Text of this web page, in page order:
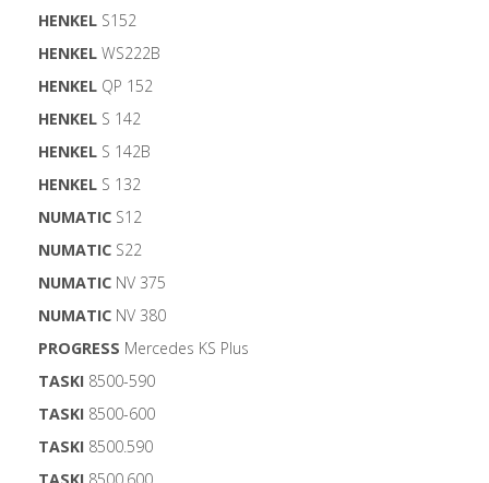
HENKEL S152
HENKEL WS222B
HENKEL QP 152
HENKEL S 142
HENKEL S 142B
HENKEL S 132
NUMATIC S12
NUMATIC S22
NUMATIC NV 375
NUMATIC NV 380
PROGRESS Mercedes KS Plus
TASKI 8500-590
TASKI 8500-600
TASKI 8500.590